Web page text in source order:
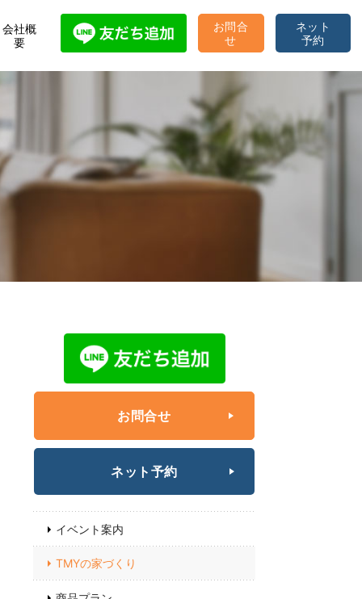
お問合せ
ネット予約
イベント案内
TMYの家づくり
会社概
要
お問合
せ
ネット
予約